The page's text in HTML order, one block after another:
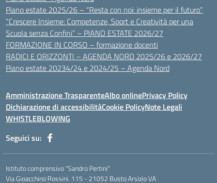
Piano estate 2025/26 – “Resta con noi: insieme per il futuro”
“Crescere Insieme: Competenze, Sport e Creatività per una
Scuola senza Confini” – PIANO ESTATE 2026/27
FORMAZIONE IN CORSO – formazione docenti
RADICI E ORIZZONTI – AGENDA NORD 2025/26 e 2026/27
Piano estate 20234/24 e 2024/25 – Agenda Nord
Amministrazione TrasparenteAlbo onlinePrivacy Policy
Dichiarazione di accessibilitàCookie PolicyNote Legali
WHISTLEBLOWING
Seguici su:
Istituto comprensivo "Sandro Pertini"
Via Gioacchino Rossini. 115 - 21052 Busto Arsizio VA